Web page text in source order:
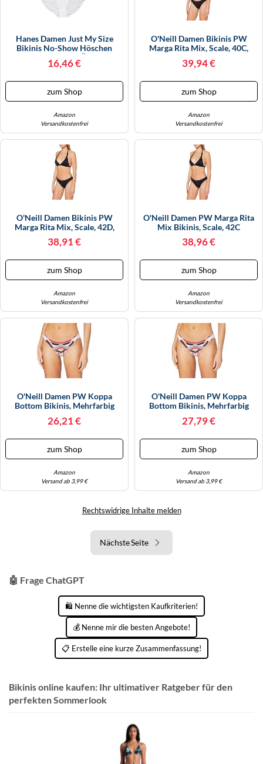
Hanes Damen Just My Size
Bikinis No-Show Höschen
Baumwolle Stretch Übergröße
5er-Pack Unterwäsche Im
Weiß/Grau/Blau/Rosa/Schwarz,
9
16,46 €
zum Shop
Amazon
Versandkostenfrei
O'Neill Damen Bikinis PW
Marga Rita Mix, Scale, 40C,
39,94 €
zum Shop
Amazon
Versandkostenfrei
O'Neill Damen Bikinis PW
Marga Rita Mix, Scale, 42D,
0A8302
38,91 €
zum Shop
Amazon
Versandkostenfrei
O'Neill Damen PW Marga Rita
Mix Bikinis, Scale, 42C
38,96 €
zum Shop
Amazon
Versandkostenfrei
O'Neill Damen PW Koppa
Bottom Bikinis, Mehrfarbig
26,21 €
zum Shop
Amazon
Versand ab 3,99 €
O'Neill Damen PW Koppa
Bottom Bikinis, Mehrfarbig
27,79 €
zum Shop
Amazon
Versand ab 3,99 €
Rechtswidrige Inhalte melden
Nächste Seite
🤖 Frage ChatGPT
🛍️ Nenne die wichtigsten Kaufkriterien!
💰 Nenne mir die besten Angebote!
📋 Erstelle eine kurze Zusammenfassung!
Bikinis online kaufen: Ihr ultimativer Ratgeber für den
perfekten Sommerlook